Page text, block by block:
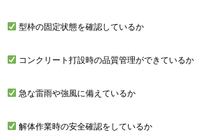
型枠の固定状態を確認しているか
コンクリート打設時の品質管理ができているか
急な雷雨や強風に備えているか
解体作業時の安全確認をしているか